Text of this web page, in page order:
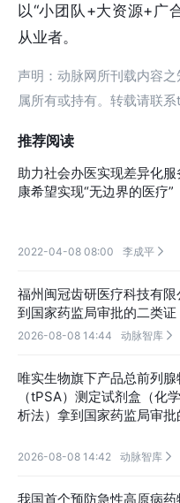
以“小团队+大资源+广
从业者。
声明：动脉网所刊载内容
属所有或持有。转载请联系
推荐阅读
助力社会办医实现差异化
康希望实现“无边界的医疗”
2022-04-08 08:00 李成平 
福州闽冠齿研医疗科技有
到国家药监局审批的二类证
2026-08-08 14:44 动脉智库 
唯实生物旗下产品总前列
（tPSA）测定试剂盒（化
析法）拿到国家药监局审批
2026-08-08 14:42 动脉智库 
我国首个预防急性高原病